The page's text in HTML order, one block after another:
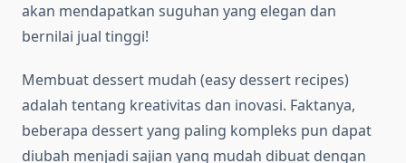
akan mendapatkan suguhan yang elegan dan
bernilai jual tinggi!
Membuat dessert mudah (easy dessert recipes)
adalah tentang kreativitas dan inovasi. Faktanya,
beberapa dessert yang paling kompleks pun dapat
diubah menjadi sajian yang mudah dibuat dengan